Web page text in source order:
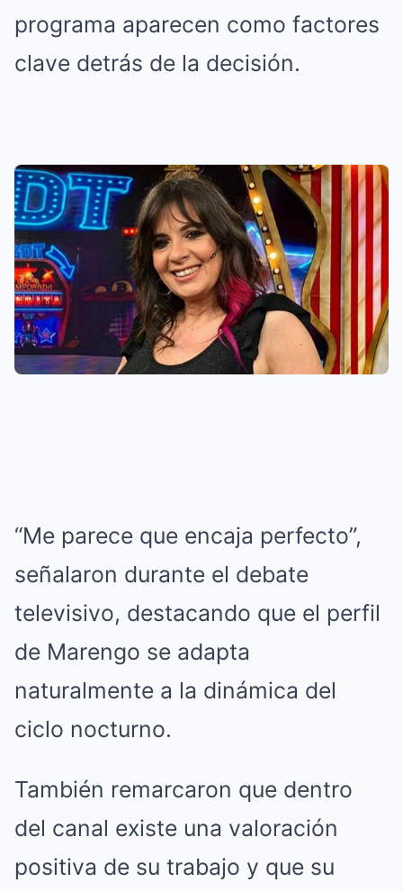
programa aparecen como factores
clave detrás de la decisión.
“Me parece que encaja perfecto”,
señalaron durante el debate
televisivo, destacando que el perfil
de Marengo se adapta
naturalmente a la dinámica del
ciclo nocturno.
También remarcaron que dentro
del canal existe una valoración
positiva de su trabajo y que su